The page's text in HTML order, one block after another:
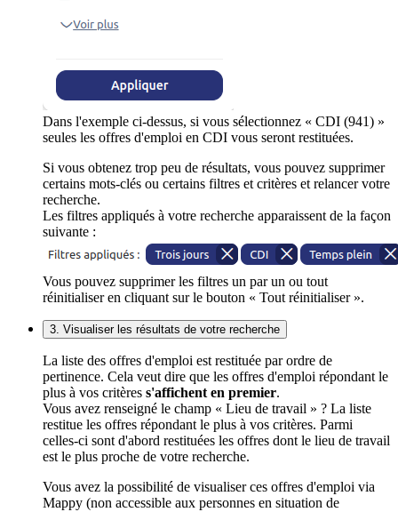
Dans l'exemple ci-dessus, si vous sélectionnez « CDI (941) »
seules les offres d'emploi en CDI vous seront restituées.
Si vous obtenez trop peu de résultats, vous pouvez supprimer
certains mots-clés ou certains filtres et critères et relancer votre
recherche.
Les filtres appliqués à votre recherche apparaissent de la façon
suivante :
Vous pouvez supprimer les filtres un par un ou tout
réinitialiser en cliquant sur le bouton « Tout réinitialiser ».
3. Visualiser les résultats de votre recherche
La liste des offres d'emploi est restituée par ordre de
pertinence. Cela veut dire que les offres d'emploi répondant le
plus à vos critères s'affichent en premier.
Vous avez renseigné le champ « Lieu de travail » ? La liste
restitue les offres répondant le plus à vos critères. Parmi
celles-ci sont d'abord restituées les offres dont le lieu de travail
est le plus proche de votre recherche.
Vous avez la possibilité de visualiser ces offres d'emploi via
Mappy (non accessible aux personnes en situation de